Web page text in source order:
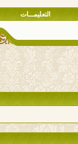
التعليمـــات